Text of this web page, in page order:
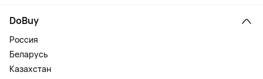
DoBuy
Россия
Беларусь
Казахстан